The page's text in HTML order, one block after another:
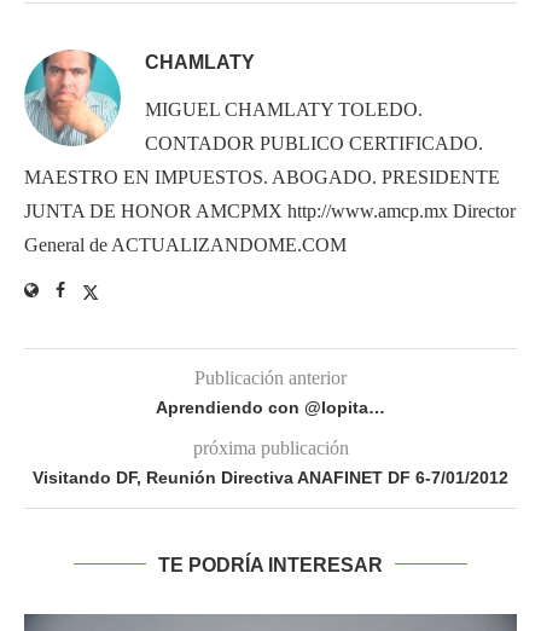
CHAMLATY
MIGUEL CHAMLATY TOLEDO.
CONTADOR PUBLICO CERTIFICADO.
MAESTRO EN IMPUESTOS. ABOGADO. PRESIDENTE
JUNTA DE HONOR AMCPMX http://www.amcp.mx Director
General de ACTUALIZANDOME.COM
Publicación anterior
Aprendiendo con @lopita…
próxima publicación
Visitando DF, Reunión Directiva ANAFINET DF 6-7/01/2012
TE PODRÍA INTERESAR